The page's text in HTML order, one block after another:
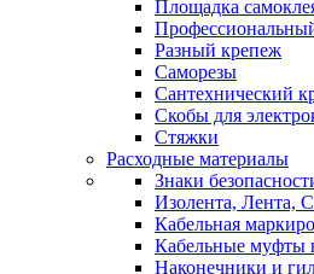
Площадка
Разный крепеж
Саморезы
Сантехнический
Скобы для
Стяжки
Расходные материалы
Знаки
Изолента, Лента,
Кабельная
Кабельные муфты
Наконечники и